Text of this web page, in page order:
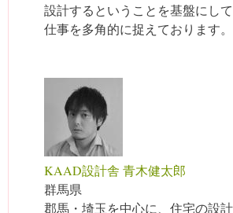
設計するということを基盤にし
仕事を多角的に捉えております。
KAAD設計舎 青木健太郎
群馬県
郡馬・埼玉を中心に、住宅の設